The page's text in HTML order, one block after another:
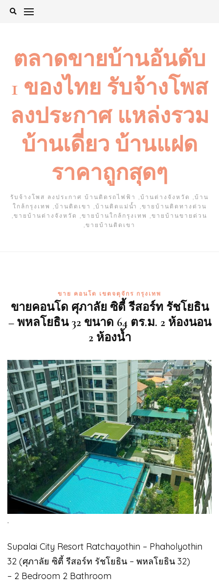
Skip
ตลาดขายบ้านอันดับ
1 ของไทย รับจ้างโพส
ลงประกาศ แหล่งรวม
บ้านเดี่ยว บ้านแฝด
ราคาถูกสุดๆ
รับจ้างโพส ลงประกาศ บ้านติดรถไฟฟ้า ,บ้านต่างจังหวัด ,บ้าน
ใกล้กรุงเทพ ,บ้านติดเขา ,บ้านติดแม่น้ำ ,ขายบ้านติดทางด่วน
,ขายบ้านต่างจังหวัด ,ขายบ้านใกล้กรุงเทพ ,ขายบ้านขายด่วน
,ขายบ้านติดเขา
ขาย คอนโด เขตจตุจักร กรุงเทพ
ขายคอนโด ศุภาลัย ซิตี้ รีสอร์ท รัชโยธิน
– พหลโยธิน 32 ขนาด 64 ตร.ม. 2 ห้องนอน
2 ห้องน้ำ
.
Supalai City Resort Ratchayothin – Phaholyothin
32 (ศุภาลัย ซิตี้ รีสอร์ท รัชโยธิน – พหลโยธิน 32)
– 2 Bedroom 2 Bathroom